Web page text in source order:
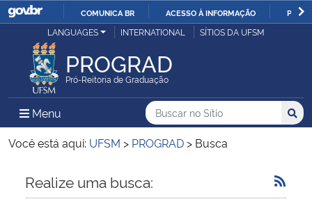
IR
O
COMUNICA BR ACESSO À INFORMAÇÃO
Ministério da Justiça e Segurança Pública
Ministério da Defesa
Ministério das Relações Exteriores
Ministério da Economia
LANGUAGES INTERNATIONAL SÍTIOS DA UFSM
PROGRAD
Pró-Reitoria de Graduação
Menu Menu Principal do Sítio
Busca
Buscar no no Sítio
Busca:
Você está aqui: UFSM > PROGRAD > Busca
Início do conteúdo
Realize uma busca: